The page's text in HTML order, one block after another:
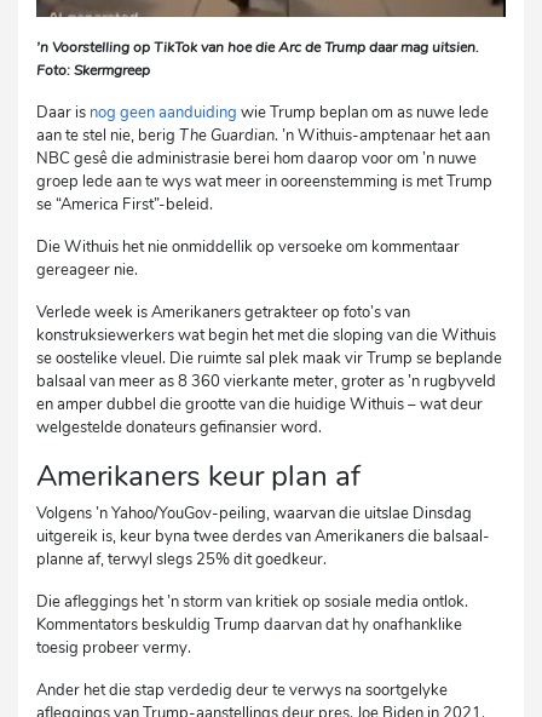
’n Voorstelling op TikTok van hoe die Arc de Trump daar mag uitsien.
Foto: Skermgreep
Daar is nog geen aanduiding wie Trump beplan om as nuwe lede
aan te stel nie, berig The Guardian. ’n Withuis-amptenaar het aan
NBC gesê die administrasie berei hom daarop voor om ’n nuwe
groep lede aan te wys wat meer in ooreenstemming is met Trump
se “America First”-beleid.
Die Withuis het nie onmiddellik op versoeke om kommentaar
gereageer nie.
Verlede week is Amerikaners getrakteer op foto’s van
konstruksiewerkers wat begin het met die sloping van die Withuis
se oostelike vleuel. Die ruimte sal plek maak vir Trump se beplande
balsaal van meer as 8 360 vierkante meter, groter as ’n rugbyveld
en amper dubbel die grootte van die huidige Withuis – wat deur
welgestelde donateurs gefinansier word.
Amerikaners keur plan af
Volgens ’n Yahoo/YouGov-peiling, waarvan die uitslae Dinsdag
uitgereik is, keur byna twee derdes van Amerikaners die balsaal-
planne af, terwyl slegs 25% dit goedkeur.
Die afleggings het ’n storm van kritiek op sosiale media ontlok.
Kommentators beskuldig Trump daarvan dat hy onafhanklike
toesig probeer vermy.
Ander het die stap verdedig deur te verwys na soortgelyke